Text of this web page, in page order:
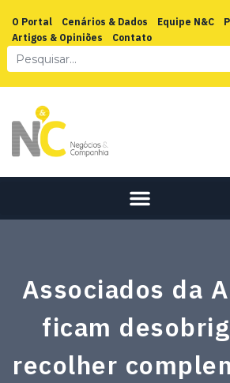
O Portal Cenários & Dados Equipe N&C
Artigos & Opiniões
Contato
Associados da
ficam
recolher